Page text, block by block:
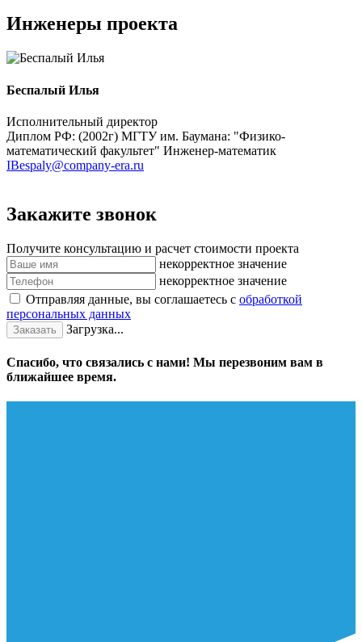
Инженеры проекта
Беспалый Илья
Исполнительный директор
Диплом РФ: (2002г) МГТУ им. Баумана: "Физико-
математический факультет" Инженер-математик
IBespaly@company-era.ru
Закажите звонок
Получите консультацию и расчет стоимости проекта
некорректное значение
некорректное значение
Отправляя данные, вы соглашаетесь с обработкой
персональных данных
Заказать Загрузка...
Спасибо, что связались с нами! Мы перезвоним вам в
ближайшее время.